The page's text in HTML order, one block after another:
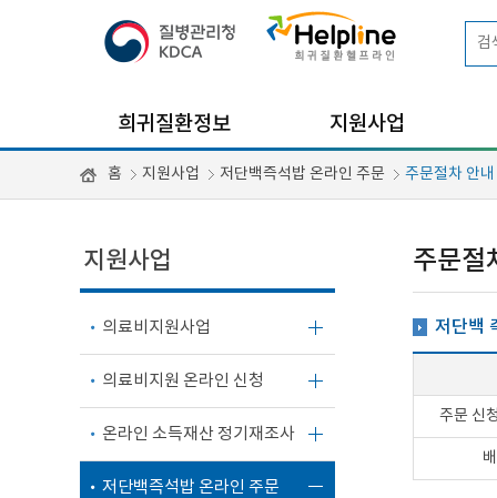
희귀질환정보 지원사업
홈 지원사업 저단백즉석밥 온라인 주문 주문절차 안내
지원사업
의료비지원사업
의료비지원 온라인 신청
온라인 소득재산 정기재조사
저단백즉석밥 온라인 주문
주문절
저단백
주문 신